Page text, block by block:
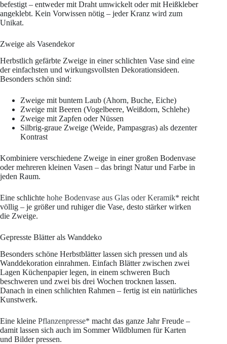
befestigt – entweder mit Draht umwickelt oder mit Heißkleber
angeklebt. Kein Vorwissen nötig – jeder Kranz wird zum
Unikat.
Zweige als Vasendekor
Herbstlich gefärbte Zweige in einer schlichten Vase sind eine
der einfachsten und wirkungsvollsten Dekorationsideen.
Besonders schön sind:
Zweige mit buntem Laub (Ahorn, Buche, Eiche)
Zweige mit Beeren (Vogelbeere, Weißdorn, Schlehe)
Zweige mit Zapfen oder Nüssen
Silbrig-graue Zweige (Weide, Pampasgras) als dezenter
Kontrast
Kombiniere verschiedene Zweige in einer großen Bodenvase
oder mehreren kleinen Vasen – das bringt Natur und Farbe in
jeden Raum.
Eine schlichte hohe Bodenvase aus Glas oder Keramik* reicht
völlig – je größer und ruhiger die Vase, desto stärker wirken
die Zweige.
Gepresste Blätter als Wanddeko
Besonders schöne Herbstblätter lassen sich pressen und als
Wanddekoration einrahmen. Einfach Blätter zwischen zwei
Lagen Küchenpapier legen, in einem schweren Buch
beschweren und zwei bis drei Wochen trocknen lassen.
Danach in einen schlichten Rahmen – fertig ist ein natürliches
Kunstwerk.
Eine kleine Pflanzenpresse* macht das ganze Jahr Freude –
damit lassen sich auch im Sommer Wildblumen für Karten
und Bilder pressen.